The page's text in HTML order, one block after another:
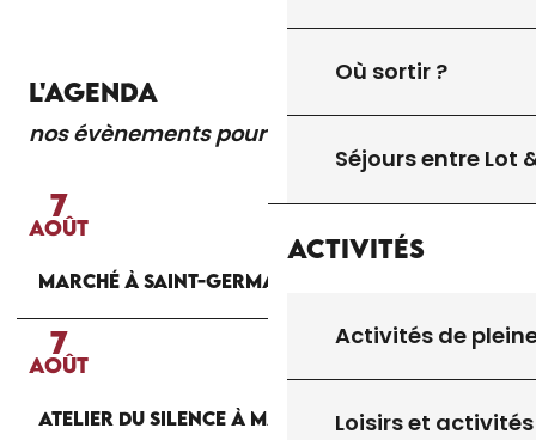
Où sortir ?
Séjours entre Lot
Activités
Activités de
Loisirs et activités
L'AGENDA
nos évènements pour vous
Lire la suite
7
AOÛT
MARCHÉ À SAINT-GERMAIN-DU-BEL-AIR
7
AOÛT
ATELIER DU SILENCE À MARMINIAC